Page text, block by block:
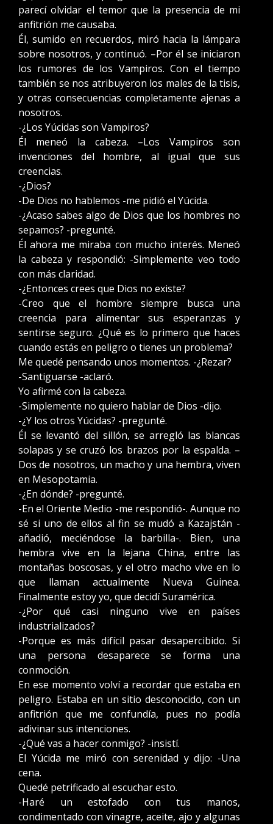
parecí olvidar el temor que la presencia de mi
anfitrión me causaba.
Él, sumido en recuerdos, miró hacia la lámpara
sobre nosotros, y continuó. –Por él se iniciaron
los rumores de los Vampiros. Con el tiempo
también se nos atribuyeron los males de la tisis,
y otras consecuencias completamente ajenas a
nosotros.
-¿Los Yúcidas son Vampiros?
Él meneó la cabeza. –Los Vampiros son
invenciones del hombre, al igual que sus
creencias.
-¿Dios?
-De Dios no hablemos -me pidió el Yúcida.
-¿Acaso sabes algo de Dios que los hombres no
sepamos? -pregunté.
Él ahora me miraba con mucho interés. Meneó
la cabeza y respondió: -Simplemente veo todo
con más claridad.
-¿Entonces crees que Dios no existe?
-Creo que el hombre siempre busca una
creencia para alimentar sus esperanzas y
sentirse seguro. ¿Qué es lo primero que haces
cuando estás en peligro o tienes un problema?
Me quedé pensando unos momentos. -¿Rezar?
-Santiguarse -aclaró.
Yo afirmé con la cabeza.
-Simplemente no quiero hablar de Dios -dijo.
-¿Y los otros Yúcidas? -pregunté.
Él se levantó del sillón, se arregló las blancas
solapas y se cruzó los brazos por la espalda. –
Dos de nosotros, un macho y una hembra, viven
en Mesopotamia.
-¿En dónde? -pregunté.
-En el Oriente Medio -me respondió-. Aunque no
sé si uno de ellos al fin se mudó a Kazajstán -
añadió, meciéndose la barbilla-. Bien, una
hembra vive en la lejana China, entre las
montañas boscosas, y el otro macho vive en lo
que llaman actualmente Nueva Guinea.
Finalmente estoy yo, que decidí Suramérica.
-¿Por qué casi ninguno vive en países
industrializados?
-Porque es más difícil pasar desapercibido. Si
una persona desaparece se forma una
conmoción.
En ese momento volví a recordar que estaba en
peligro. Estaba en un sitio desconocido, con un
anfitrión que me confundía, pues no podía
adivinar sus intenciones.
-¿Qué vas a hacer conmigo? -insistí.
El Yúcida me miró con serenidad y dijo: -Una
cena.
Quedé petrificado al escuchar esto.
-Haré un estofado con tus manos,
condimentado con vinagre, aceite, ajo y algunas